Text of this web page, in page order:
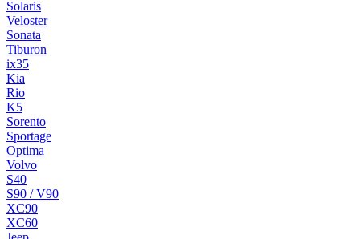
Solaris
Veloster
Sonata
Tiburon
ix35
Kia
Rio
K5
Sorento
Sportage
Optima
Volvo
S40
S90 / V90
XC90
XC60